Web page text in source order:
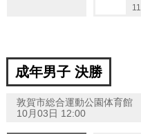
11
成年男子 決勝
敦賀市総合運動公園体育館
10月03日 12:00